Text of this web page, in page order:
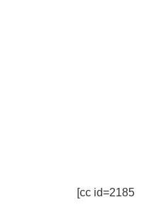
[cc id=2185